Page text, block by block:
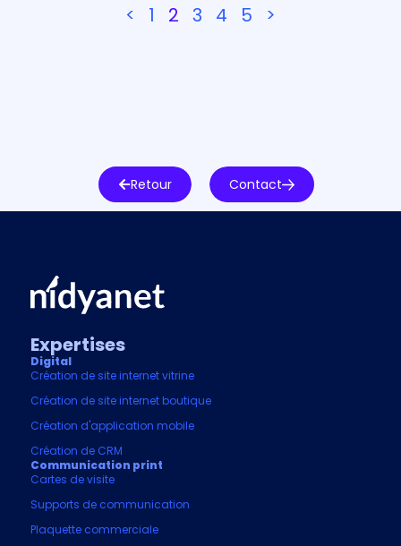
< 1 2 3 4 5 >
Retour Contact
Expertises
Digital
Création de site internet vitrine
Création de site internet boutique
Création d'application mobile
Création de CRM
Communication print
Cartes de visite
Supports de communication
Plaquette commerciale